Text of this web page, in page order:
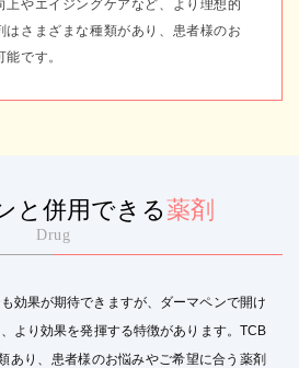
上やエイジングケアなど、より理想的
はさまざまな種類があり、患者様のお
です。
と併用できる薬剤
Drug
効果が期待できますが、ダーマペンで開け
より効果を発揮する特徴があります。TCB
あり、患者様のお悩みやご希望に合う薬剤